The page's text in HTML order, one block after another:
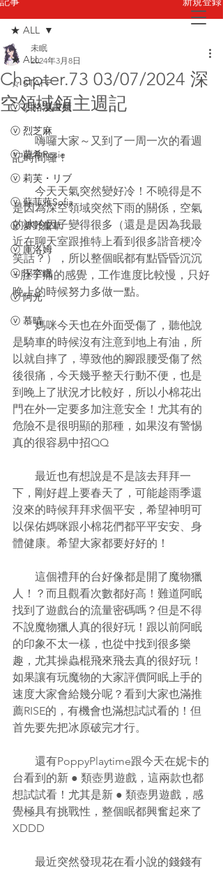
お問い合わせ
★ ALL
☆ STAFF
ⓥ 四格漫畫櫃
ⓥ 烈芝麻
ⓥ 蘿希Rosie
ⓥ 莉芙・リブ
ⓥ 蘇菲蕥Sofia
ⓥ 夢野薰草
ⓥ 庫洛姆
ⓥ 深空眠
ⓥ 阿光
ⓥ 慕晴
★ ALL
Chapter.73 03/07/2024 深
空領域領主週記
未眠
2024年3月8日
嗨囉大家～又到了一周一次的看週
記時間囉！
今天天氣突然變好冷！不曉得是不
是因為深空領域突然下雨的關係，空氣
的冰冷因子變得很多（還是是因為我最
近在聊天室跟推特上看到很多諧音梗冷
笑話？），所以整個眠都有點昏昏沉沉
+肚子痛的感覺，工作進度比較慢，只好
晚上的時候努力多做一點。
媽咪今天也在外面受傷了，聽他說
是騎車的時候沒有注意到地上有油，所
以就自摔了，導致他的腳跟腰受傷了然
後很痛，今天幾乎整天行動不便，也是
到晚上了狀況才比較好，所以小棉花出
門在外一定要多加注意安全！尤其有的
危險不是很明顯的那種，如果沒有警惕
真的很容易中招QQ
最近也有想說是不是該去拜拜一
下，剛好趕上要春天了，可能趁雨季還
沒來的時候拜拜求個平安，希望神明可
以保佑媽咪跟小棉花們都平平安安、身
體健康。希望大家都要好好的！
這個禮拜的台好像都是開了魔物獵
人！？而且觀看次數都好高！難道阿眠
找到了遊戲台的流量密碼嗎？但是不得
不說魔物獵人真的很好玩！跟以前阿眠
的印象不太一樣，也從中找到很多樂
趣，尤其操蟲棍飛來飛去真的很好玩！
如果讓有玩魔物的大家評價阿眠上手的
速度大家會給幾分呢？看到大家也滿推
薦RISE的，有機會也滿想試試看的！但
首先要先把冰原破完才行。
還有PoppyPlaytime跟今天在妮卡的
台看到的新 ● 類壺男遊戲，這兩款也都
想試試看！尤其是新 ● 類壺男遊戲，感
覺極具有挑戰性，整個眠都興奮起來了
XDDD
最近突然發現花在看小說的錢錢有